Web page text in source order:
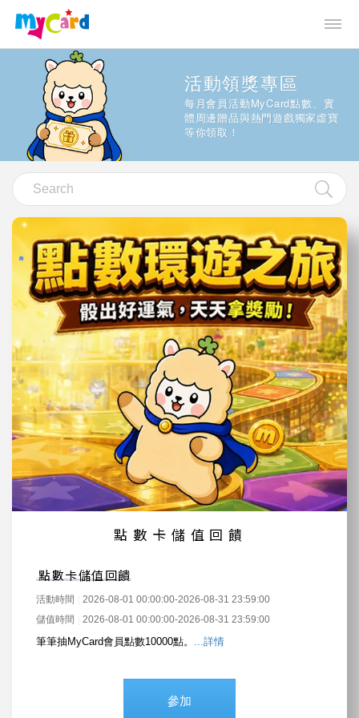
活動領獎專區
每月會員活動MyCard點數、實
體周邊贈品與熱門遊戲獨家虛寶
等你領取！
點數卡儲值回饋
點數卡儲值回饋
活動時間
2026-08-01 00:00:00-2026-08-31 23:59:00
儲值時間
2026-08-01 00:00:00-2026-08-31 23:59:00
筆筆抽MyCard會員點數10000點。 ...詳情
參加